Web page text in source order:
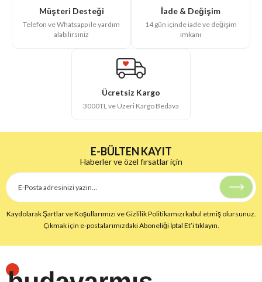
Müşteri Desteği
Telefon ve Whatsapp ile yardım
alabilirsiniz
İade & Değişim
14 gün içinde iade ve değişim
imkanı
Ücretsiz Kargo
3000TL ve Üzeri Kargo Bedava
E-BÜLTEN KAYIT
Haberler ve özel fırsatlar için
Kaydolarak Şartlar ve Koşullarımızı ve Gizlilik Politikamızı kabul etmiş olursunuz.
Çıkmak için e-postalarımızdaki Aboneliği İptal Et’i tıklayın.